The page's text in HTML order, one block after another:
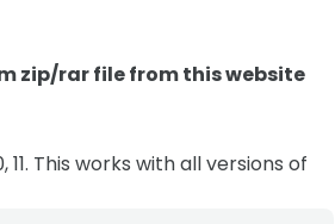
zip/rar file from this website
This works with all versions of